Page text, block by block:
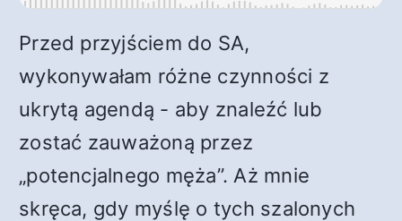
Przed przyjściem do SA,
wykonywałam różne czynności z
ukrytą agendą - aby znaleźć lub
zostać zauważoną przez
„potencjalnego męża”. Aż mnie
skręca, gdy myślę o tych szalonych